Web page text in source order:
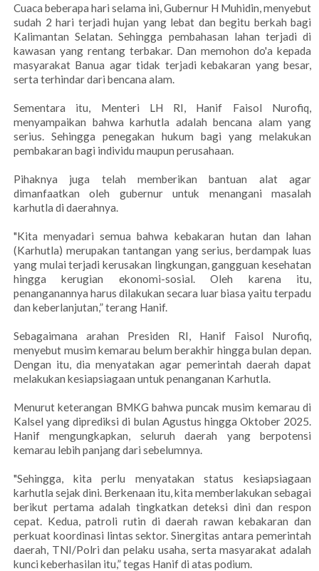
‎Cuaca beberapa hari selama ini, Gubernur H Muhidin, menyebut
sudah 2 hari terjadi hujan yang lebat dan begitu berkah bagi
Kalimantan Selatan. Sehingga pembahasan lahan terjadi di
kawasan yang rentang terbakar. Dan memohon do'a kepada
masyarakat Banua agar tidak terjadi kebakaran yang besar,
serta terhindar dari bencana alam.
‎Sementara itu, Menteri LH RI, Hanif Faisol Nurofiq,
menyampaikan bahwa karhutla adalah bencana alam yang
serius. Sehingga penegakan hukum bagi yang melakukan
pembakaran bagi individu maupun perusahaan.
Pihaknya juga telah memberikan bantuan alat agar
dimanfaatkan oleh gubernur untuk menangani masalah
karhutla di daerahnya.
‎"Kita menyadari semua bahwa kebakaran hutan dan lahan
(Karhutla) merupakan tantangan yang serius, berdampak luas
yang mulai terjadi kerusakan lingkungan, gangguan kesehatan
hingga kerugian ekonomi-sosial. Oleh karena itu,
penanganannya harus dilakukan secara luar biasa yaitu terpadu
dan keberlanjutan,” terang Hanif.
‎Sebagaimana arahan Presiden RI, Hanif Faisol Nurofiq,
menyebut musim kemarau belum berakhir hingga bulan depan.
Dengan itu, dia menyatakan agar pemerintah daerah dapat
melakukan kesiapsiagaan untuk penanganan Karhutla.
‎Menurut keterangan BMKG bahwa puncak musim kemarau di
Kalsel yang diprediksi di bulan Agustus hingga Oktober 2025.
Hanif mengungkapkan, seluruh daerah yang berpotensi
kemarau lebih panjang dari sebelumnya.
‎"Sehingga, kita perlu menyatakan status kesiapsiagaan
karhutla sejak dini. Berkenaan itu, kita memberlakukan sebagai
berikut pertama adalah tingkatkan deteksi dini dan respon
cepat. Kedua, patroli rutin di daerah rawan kebakaran dan
perkuat koordinasi lintas sektor. Sinergitas antara pemerintah
daerah, TNI/Polri dan pelaku usaha, serta masyarakat adalah
kunci keberhasilan itu,” tegas Hanif di atas podium.